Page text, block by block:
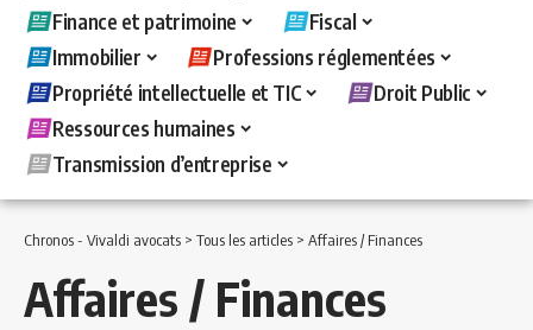
Finance et patrimoine
Fiscal
Immobilier
Professions réglementées
Propriété intellectuelle et TIC
Droit Public
Ressources humaines
Transmission d’entreprise
Chronos - Vivaldi avocats > Tous les articles > Affaires / Finances
Affaires / Finances